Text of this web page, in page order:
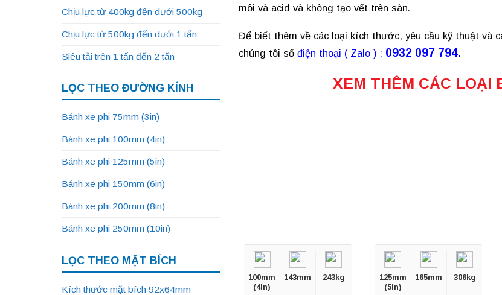
Chịu lực từ 400kg đến dưới 500kg
Chịu lực từ 500kg đến dưới 1 tấn
Siêu tải trên 1 tấn đến 2 tấn
LỌC THEO ĐƯỜNG KÍNH
Bánh xe phi 75mm (3in)
Bánh xe phi 100mm (4in)
Bánh xe phi 125mm (5in)
Bánh xe phi 150mm (6in)
Bánh xe phi 200mm (8in)
Bánh xe phi 250mm (10in)
LỌC THEO MẶT BÍCH
Kích thước mặt bích 92x64mm
môi và acid và không tạo vết trên sàn.
Để biết thêm về các loại kích thước, yêu cầu kỹ thuật và
chúng tôi số điện thoại ( Zalo ) : 0932 097 794.
XEM THÊM CÁC LOẠI
100mm
(4in)
143mm 243kg
125mm
(5in)
165mm 306kg